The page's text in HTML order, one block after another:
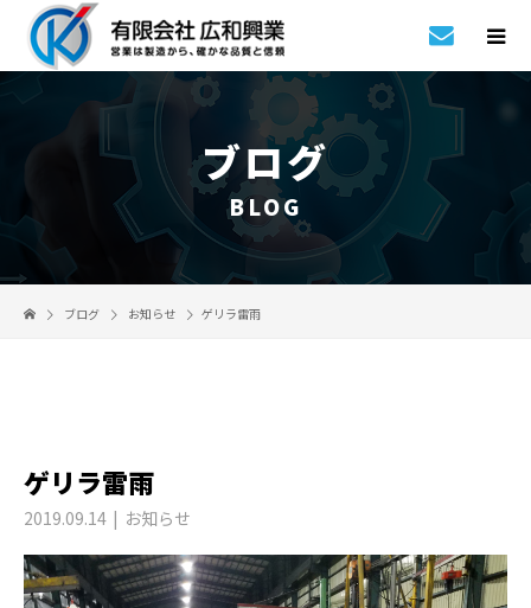
ブログ
BLOG
ブログ お知らせ ゲリラ雷雨
ゲリラ雷雨
2019.09.14 お知らせ